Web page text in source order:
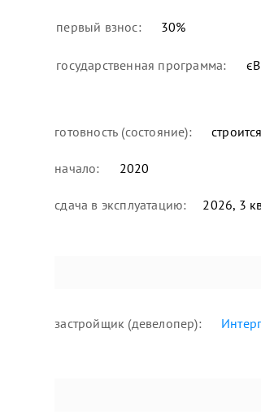
первый взнос: 30%
государственная программа:
готовность (состояние): строится
начало: 2020
сдача в эксплуатацию: 2026, 3
застройщик (девелопер):